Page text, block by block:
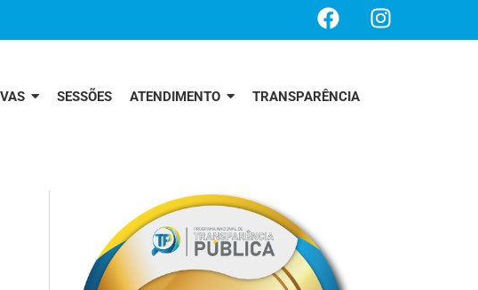
SESSÕES ATENDIMENTO TRANSPARÊNCIA